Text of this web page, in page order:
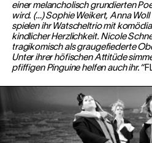
einer melancholisch grundierten
wird. (…) Sophie Weikert, Anna
spielen ihr Watscheltrio mit
kindlicher Herzlichkeit. Nicole
tragikomisch als graugefiederte
Unter ihrer höfischen Attitüde
pfiffigen Pinguine helfen auch ihr.“